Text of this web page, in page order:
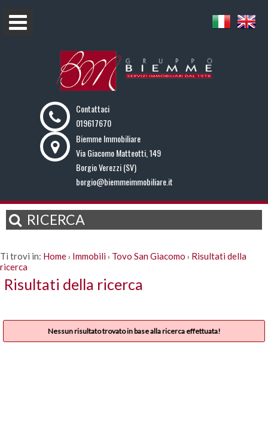
Contattaci
019617670
Biemme Immobiliare
Via Giacomo Matteotti, 149
Borgio Verezzi (SV)
borgio@biemmeimmobiliare.it
RICERCA
Ti trovi in: Home› Immobili› Tovo San Giacomo › Risultati della
ricerca
Risultati della ricerca
Nessun risultato trovato in base alla ricerca effettuata!